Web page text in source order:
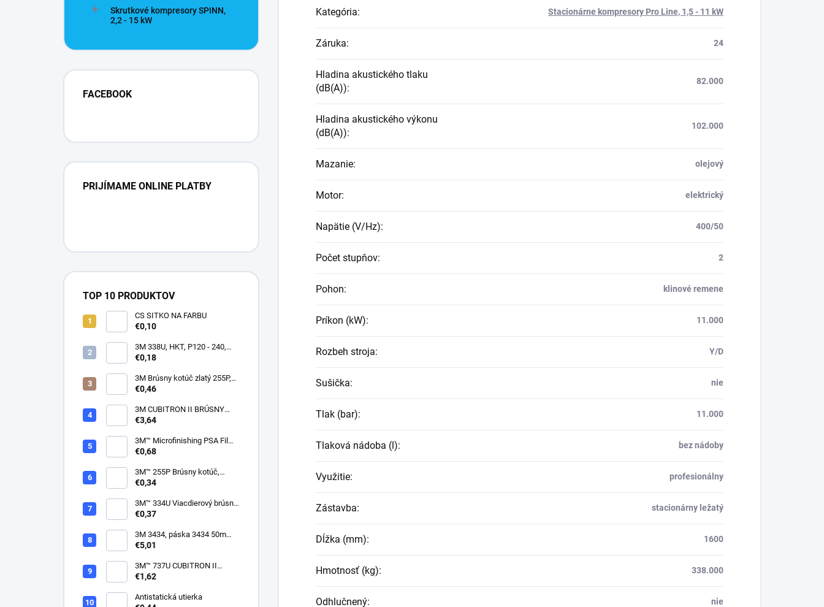
Skrutkové kompresory SPINN,
2,2 - 15 kW
FACEBOOK
PRIJÍMAME ONLINE PLATBY
TOP 10 PRODUKTOV
CS SITKO NA FARBU
€0,10
3M 338U, HKT, P120 - 240,
150mm
€0,18
3M Brúsny kotúč zlatý 255P,
suchý zips, 15 dier, v
150 mm
€0,46
3M CUBITRON II BRÚSNY
PÁSIK, 10 X 330 MM
€3,64
3M™ Microfinishing PSA Film
Disc 268L, 9 Mic 3MIL, 37 mm
€0,68
3M™ 255P Brúsny kotúč,
suchý zips, bez dier, 75mm
€0,34
3M™ 334U Viacdierový brúsny
kotúč Purple 75mm
€0,37
3M 3434, páska 3434 50m
modrá
€5,01
3M™ 737U CUBITRON II
VIACDIEROVÝ BRÚSNY
396 MM
€1,62
Antistatická utierka
Kategória: Stacionárne kompresory Pro Line, 1,5 - 11 kW
Záruka: 24
Hladina akustického tlaku
(dB(A)):
82.000
Hladina akustického výkonu
(dB(A)):
102.000
Mazanie: olejový
Motor: elektrický
Napätie (V/Hz): 400/50
Počet stupňov: 2
Pohon: klinové remene
Príkon (kW): 11.000
Rozbeh stroja: Y/D
Sušička: nie
Tlak (bar): 11.000
Tlaková nádoba (l): bez nádoby
Využitie: profesionálny
Zástavba: stacionárny ležatý
Dĺžka (mm): 1600
Hmotnosť (kg): 338.000
Odhlučnený: nie